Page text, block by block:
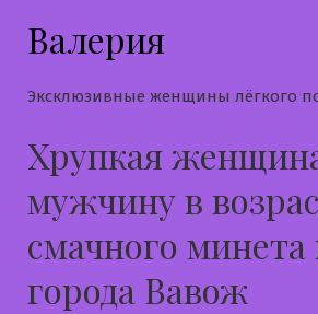
Валерия
Эксклюзивные женщины лёгкого
Хрупкая
мужчину в
смачного минета
города Вавож